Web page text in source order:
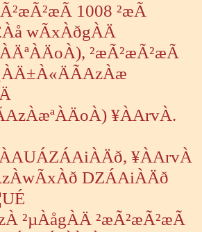
1008 ²æÃ
wÃxÀðgÀÄ
²æÃ²æÃ²æÃ
¥ÀArvÀ.
¥ÀArvÀ
DZÁAiÀÄð
²µÀågÀÄ ²æÃ²æÃ²æÃ